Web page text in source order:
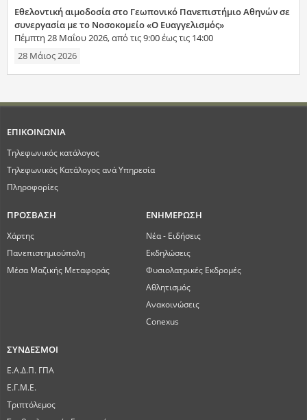
Εθελοντική αιμοδοσία στο Γεωπονικό Πανεπιστήμιο Αθηνών σε
συνεργασία με το Νοσοκομείο «Ο Ευαγγελισμός»
Πέμπτη 28 Μαΐου 2026, από τις 9:00 έως τις 14:00
28 Μάιος 2026
ΕΠΙΚΟΙΝΩΝΙΑ
Τηλεφωνικός κατάλογος
Τηλεφωνικός Κατάλογος ανά Υπηρεσία
Πληροφορίες
ΠΡΟΣΒΑΣΗ
Χάρτης
Πανεπιστημιούπολη
Μέσα Μαζικής Μεταφοράς
ΕΝΗΜΕΡΩΣΗ
Νέα - Ειδήσεις
Εκδηλώσεις
Φυσιολατρικές Εκδρομές
Αθλητισμός
Ανακοινώσεις
Conexus
ΣΥΝΔΕΣΜΟΙ
Ε.Α.Δ.Π. ΓΠΑ
Ε.Γ.Μ.Ε.
Τριπτόλεμος